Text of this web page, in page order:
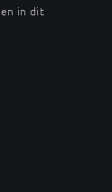
in dit